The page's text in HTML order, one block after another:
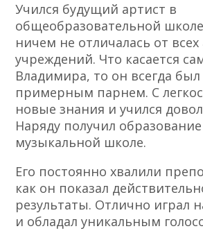
Учился будущий артист в
общеобразовательной
ничем не отличалась от
учреждений. Что касается
Владимира, то он всегда
примерным парнем. С
новые знания и учился
Наряду получил
музыкальной школе.
Его постоянно хвалили
как он показал
результаты. Отлично играл
и обладал уникальным